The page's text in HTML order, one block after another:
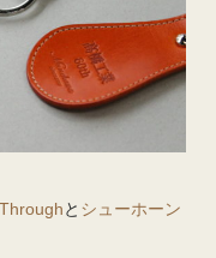
と シューホーン